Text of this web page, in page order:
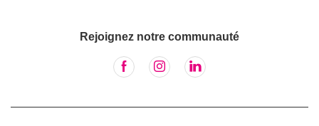
Rejoignez notre communauté